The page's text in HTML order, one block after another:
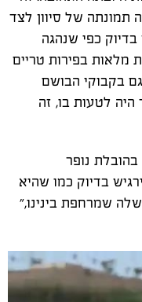
תמונתה של סיוון לצד
בדיוק כפי שנהגה
מלאות בפירות טריים
בקבוקי הבושם
היה לטעות בו, זה
בהובלת נופר
בדיוק כמו שהיא
שמרחפת בינינו,”